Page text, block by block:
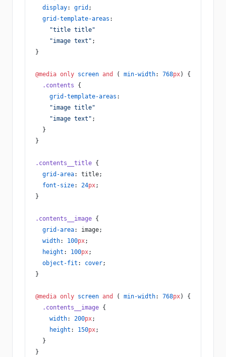
  display
: grid ;
  grid-template-areas
:
    "title title"
    "image text"
;
}
@media only screen and ( min-width: 768px) {
  .contents
{
    grid-template-areas
:
    "image title"
    "image text"
;
  }
}
.contents__title {
  grid-area
: title;
  font-size
: 24px;
}
.contents__image {
  grid-area
: image;
  width
: 100px;
  height
: 100px;
  object-fit
: cover;
}
@media only screen and ( min-width: 768px) {
  .contents__image
{
    width
: 200px;
    height
: 150px;
  }
}